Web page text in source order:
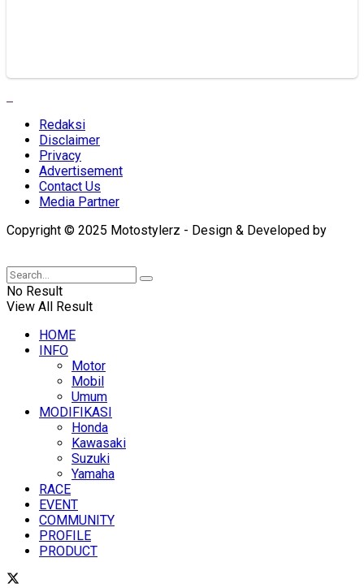
Redaksi
Disclaimer
Privacy
Advertisement
Contact Us
Media Partner
Copyright © 2025 Motostylerz - Design & Developed by
No Result
View All Result
HOME
INFO
Motor
Mobil
Umum
MODIFIKASI
Honda
Kawasaki
Suzuki
Yamaha
RACE
EVENT
COMMUNITY
PROFILE
PRODUCT